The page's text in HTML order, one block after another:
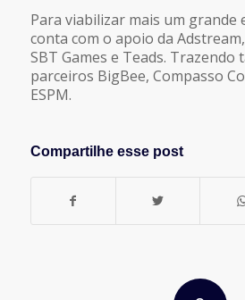
Para viabilizar mais um grande
conta com o apoio da
SBT Games e Teads. Trazendo
parceiros BigBee, Compasso
ESPM.
Compartilhe esse post